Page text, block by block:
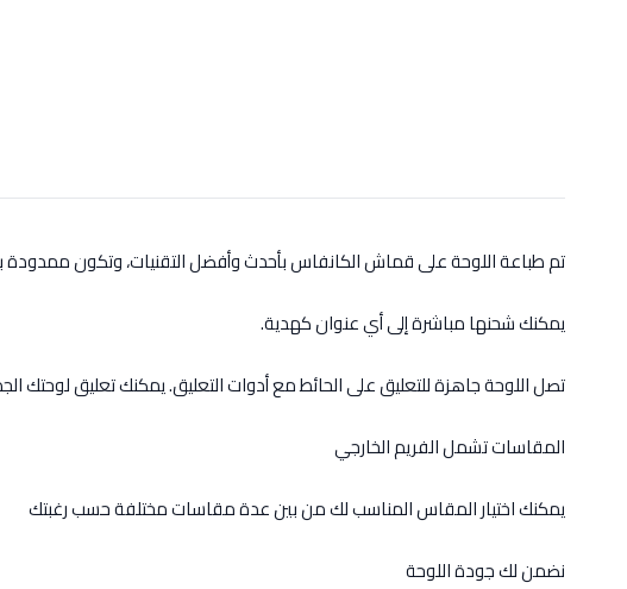
تم طباعة اللوحة على قماش الكانفاس بأحدث وأفضل التقنيات، وتكون
يمكنك شحنها مباشرة إلى أي عنوان كهدية.
تصل اللوحة جاهزة للتعليق على الحائط مع أدوات التعليق. يمكنك تعليق لوحتك
المقاسات تشمل الفريم الخارجي
يمكنك اختيار المقاس المناسب لك من بين عدة مقاسات مختلفة حسب رغبتك
نضمن لك جودة اللوحة